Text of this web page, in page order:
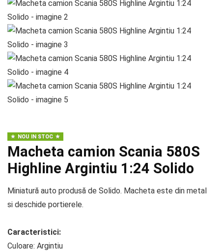
NOU IN STOC
Macheta camion Scania 580S
Highline Argintiu 1:24 Solido
Miniatură auto produsă de Solido. Macheta este din metal
si deschide portierele.
Caracteristici:
Culoare: Argintiu